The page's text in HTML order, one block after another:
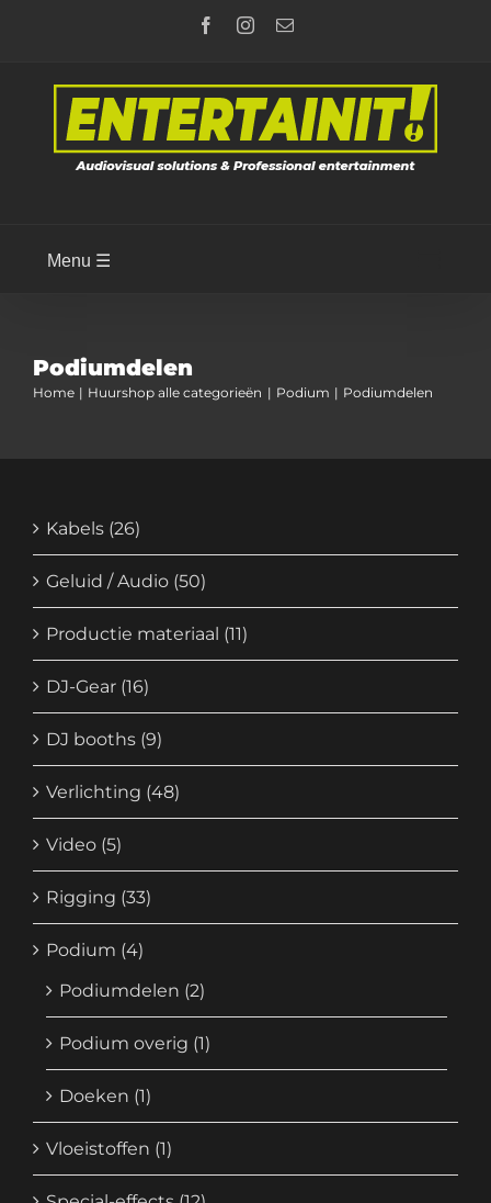
FacebookInstagram
E-
Menu ☰
Podiumdelen
Home Huurshop alle categorieën Podium Podiumdelen
Kabels (26)
Geluid / Audio (50)
Productie materiaal (11)
DJ-Gear (16)
DJ booths (9)
Verlichting (48)
Video (5)
Rigging (33)
Podium (4)
Podiumdelen (2)
Podium overig (1)
Doeken (1)
Vloeistoffen (1)